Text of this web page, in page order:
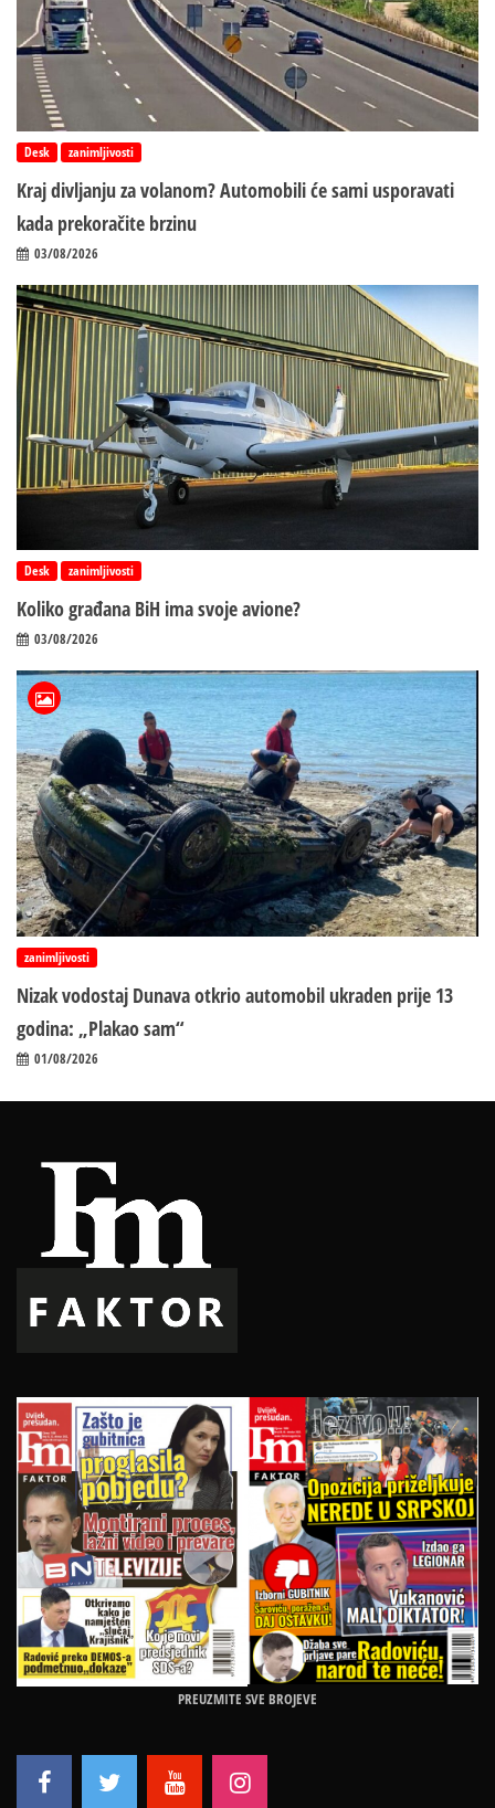
Desk zanimljivosti
Kraj divljanju za volanom? Automobili će sami usporavati
kada prekoračite brzinu
03/08/2026
Desk zanimljivosti
Koliko građana BiH ima svoje avione?
03/08/2026
zanimljivosti
Nizak vodostaj Dunava otkrio automobil ukraden prije 13
godina: „Plakao sam“
01/08/2026
PREUZMITE SVE BROJEVE